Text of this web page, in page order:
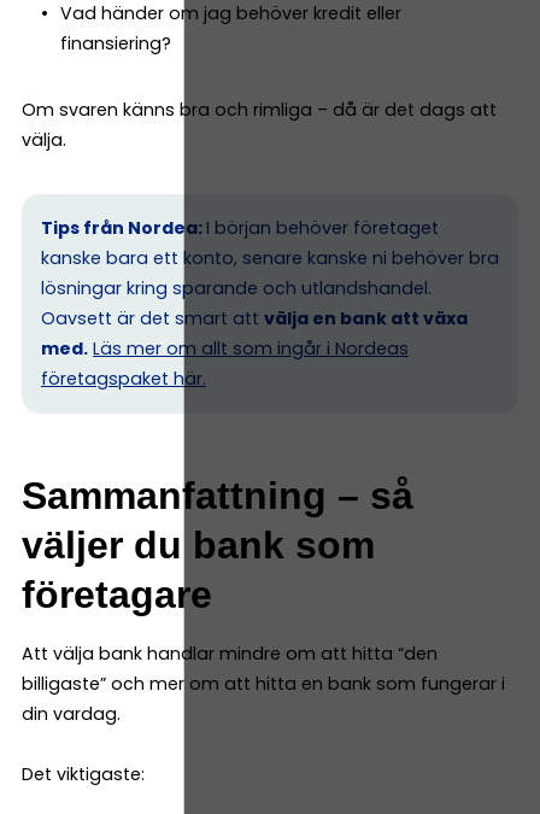
Vad händer om jag behöver kredit eller
finansiering?
Om svaren känns bra och rimliga – då är det dags att
välja.
Tips från Nordea: I början behöver företaget
kanske bara ett konto, senare kanske ni behöver bra
lösningar kring sparande och utlandshandel.
Oavsett är det smart att välja en bank att växa
med. Läs mer om allt som ingår i Nordeas
företagspaket här.
Sammanfattning – så
väljer du bank som
företagare
Att välja bank handlar mindre om att hitta “den
billigaste” och mer om att hitta en bank som fungerar i
din vardag.
Det viktigaste: